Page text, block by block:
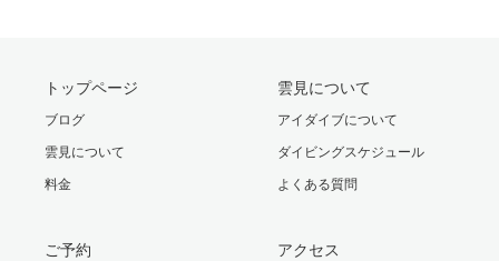
トップページ
ブログ
雲見について
料金
雲見について
アイダイブについて
ダイビングスケジュール
よくある質問
ご予約 アクセス